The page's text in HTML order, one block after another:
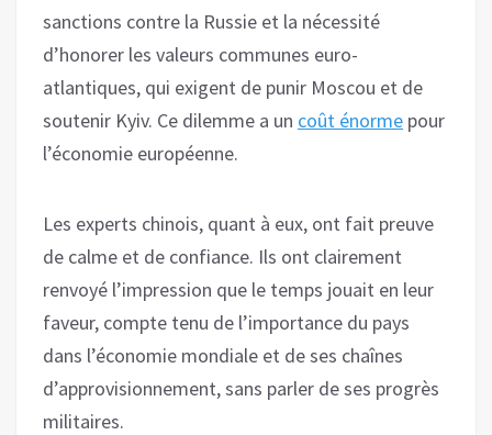
sanctions contre la Russie et la nécessité
d’honorer les valeurs communes euro-
atlantiques, qui exigent de punir Moscou et de
soutenir Kyiv. Ce dilemme a un coût énorme pour
l’économie européenne.
Les experts chinois, quant à eux, ont fait preuve
de calme et de confiance. Ils ont clairement
renvoyé l’impression que le temps jouait en leur
faveur, compte tenu de l’importance du pays
dans l’économie mondiale et de ses chaînes
d’approvisionnement, sans parler de ses progrès
militaires.